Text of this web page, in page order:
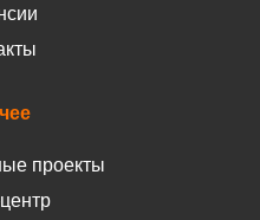
проекты